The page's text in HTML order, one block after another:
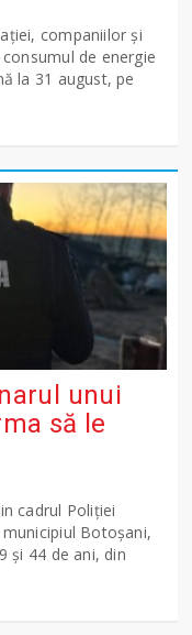
companiilor și
de energie
la 31 august, pe
unui
să le
cadrul Poliției
Botoșani,
și 44 de ani, din